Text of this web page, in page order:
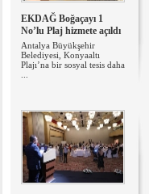
EKDAĞ Boğaçayı 1
No’lu Plaj hizmete açıldı
Antalya Büyükşehir
Belediyesi, Konyaaltı
Plajı’na bir sosyal tesis daha